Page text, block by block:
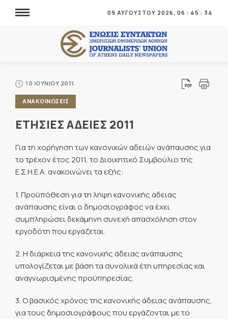
09 ΑΥΓΟΥΣΤΟΥ 2026, 06 : 45 : 34
10 ΙΟΥΝΙΟΥ 2011
ΑΝΑΚΟΙΝΩΣΕΙΣ
ΕΤΗΣΙΕΣ ΑΔΕΙΕΣ 2011
Για τη χορήγηση των κανονικών αδειών ανάπαυσης για
το τρέχον έτος 2011, το Διοικητικό Συμβούλιο της
Ε.Σ.Η.Ε.Α. ανακοινώνει τα εξής:
1. Προϋπόθεση για τη λήψη κανονικής άδειας
ανάπαυσης είναι ο δημοσιογράφος να έχει
συμπληρώσει δεκάμηνη συνεχή απασχόληση στον
εργοδότη που εργάζεται.
2. Η διάρκεια της κανονικής άδειας ανάπαυσης
υπολογίζεται με βάση τα συνολικά έτη υπηρεσίας και
αναγνωρισμένης προϋπηρεσίας.
3. Ο βασικός χρόνος της κανονικής άδειας ανάπαυσης,
για τους δημοσιογράφους που εργάζονται με το